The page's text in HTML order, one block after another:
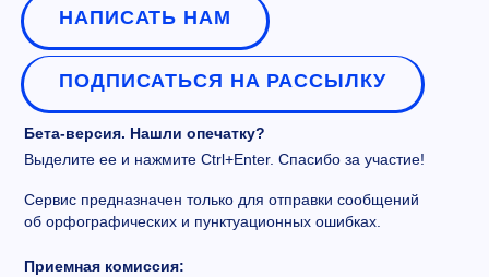
НАПИСАТЬ НАМ
ПОДПИСАТЬСЯ НА РАССЫЛКУ
Бета-версия. Нашли опечатку?
Выделите ее и нажмите Ctrl+Enter. Спасибо за участие!
Сервис предназначен только для отправки сообщений
об орфографических и пунктуационных ошибках.
Приемная комиссия: